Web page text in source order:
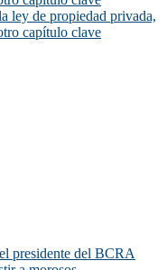
ley de propiedad privada,
capítulo clave
presidente del BCRA